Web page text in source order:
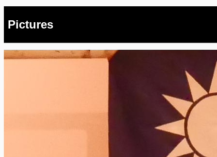
Pictures